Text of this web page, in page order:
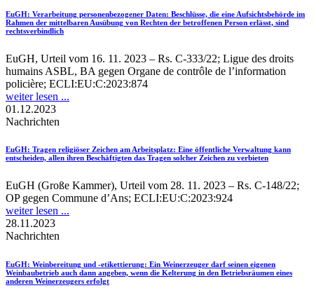
EuGH: Verarbeitung personenbezogener Daten: Beschlüsse, die eine Aufsichtsbehörde im
Rahmen der mittelbaren Ausübung von Rechten der betroffenen Person erlässt, sind
rechtsverbindlich
EuGH, Urteil vom 16. 11. 2023 – Rs. C-333/22; Ligue des droits
humains ASBL, BA gegen Organe de contrôle de l’information
policière; ECLI:EU:C:2023:874
weiter lesen ...
01.12.2023
Nachrichten
EuGH: Tragen religiöser Zeichen am Arbeitsplatz: Eine öffentliche Verwaltung kann
entscheiden, allen ihren Beschäftigten das Tragen solcher Zeichen zu verbieten
EuGH (Große Kammer), Urteil vom 28. 11. 2023 – Rs. C-148/22;
OP gegen Commune d’Ans; ECLI:EU:C:2023:924
weiter lesen ...
28.11.2023
Nachrichten
EuGH: Weinbereitung und -etikettierung: Ein Weinerzeuger darf seinen eigenen
Weinbaubetrieb auch dann angeben, wenn die Kelterung in den Betriebsräumen eines
anderen Weinerzeugers erfolgt